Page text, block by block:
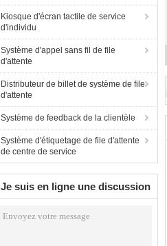
Kiosque d'écran tactile de service
d'individu
Système d'appel sans fil de file
d'attente
Distributeur de billet de système de file
d'attente
Système de feedback de la clientèle
Système d'étiquetage de file d'attente
de centre de service
Je suis en ligne une discussion
en ligne